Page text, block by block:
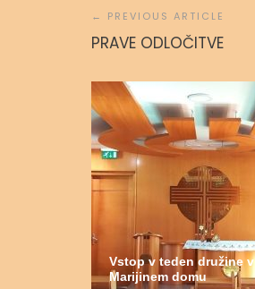
prispevka
PRAVE ODLOČITVE
Vstop v teden družine v
Marijinem domu